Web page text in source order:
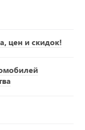
цен и скидок!